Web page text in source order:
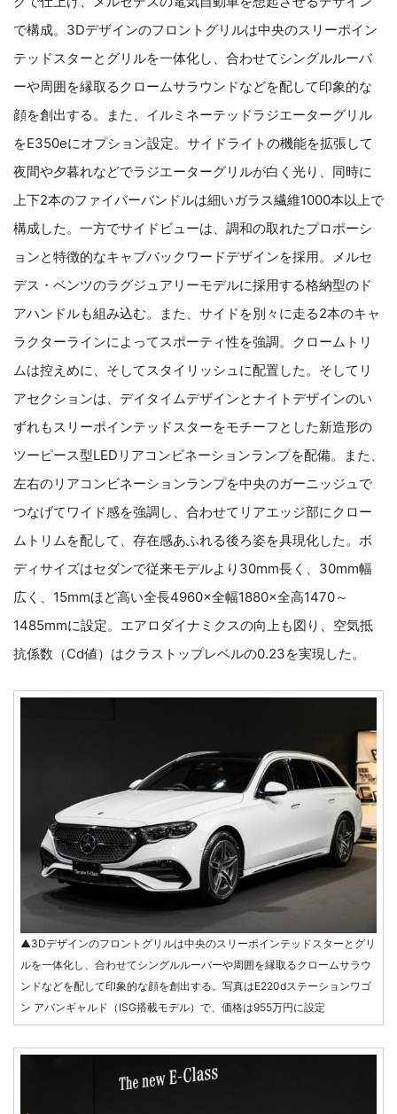
で構成。3Dデザインのフロントグリルは中央のスリーポイン
テッドスターとグリルを一体化し、合わせてシングルルーバ
ーや周囲を縁取るクロームサラウンドなどを配して印象的な
顔を創出する。また、イルミネーテッドラジエーターグリル
をE350eにオプション設定。サイドライトの機能を拡張して
夜間や夕暮れなどでラジエーターグリルが白く光り、同時に
上下2本のファイバーバンドルは細いガラス繊維1000本以上で
構成した。一方でサイドビューは、調和の取れたプロポーシ
ョンと特徴的なキャブバックワードデザインを採用。メルセ
デス・ベンツのラグジュアリーモデルに採用する格納型のド
アハンドルも組み込む。また、サイドを別々に走る2本のキャ
ラクターラインによってスポーティ性を強調。クロームトリ
ムは控えめに、そしてスタイリッシュに配置した。そしてリ
アセクションは、デイタイムデザインとナイトデザインのい
ずれもスリーポインテッドスターをモチーフとした新造形の
ツーピース型LEDリアコンビネーションランプを配備。また、
左右のリアコンビネーションランプを中央のガーニッジュで
つなげてワイド感を強調し、合わせてリアエッジ部にクロー
ムトリムを配して、存在感あふれる後ろ姿を具現化した。ボ
ディサイズはセダンで従来モデルより30mm長く、30mm幅
広く、15mmほど高い全長4960×全幅1880×全高1470～
1485mmに設定。エアロダイナミクスの向上も図り、空気抵
抗係数（Cd値）はクラストップレベルの0.23を実現した。
▲3Dデザインのフロントグリルは中央のスリーポインテッドスターとグリ
ルを一体化し、合わせてシングルルーバーや周囲を縁取るクロームサラウ
ンドなどを配して印象的な顔を創出する。写真はE220dステーションワゴ
ン アバンギャルド（ISG搭載モデル）で、価格は955万円に設定